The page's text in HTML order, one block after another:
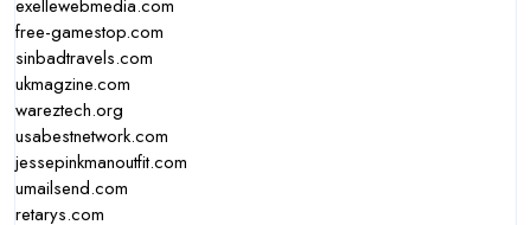
exellewebmedia.com
free-gamestop.com
sinbadtravels.com
ukmagzine.com
wareztech.org
usabestnetwork.com
jessepinkmanoutfit.com
umailsend.com
retarys.com